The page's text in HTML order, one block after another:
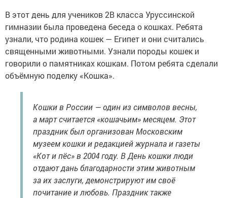
В этот день для учеников 2В класса Уруссинской
гимназии была проведена беседа о кошках. Ребята
узнали, что родина кошек — Египет и они считались
священными животными. Узнали породы кошек и
говорили о памятниках кошкам. Потом ребята сделали
объёмную поделку «Кошка».
Кошки в России — один из символов весны,
а март считается «кошачьим» месяцем. Этот
праздник был организован Московским
музеем кошки и редакцией журнала и газеты
«Кот и пёс» в 2004 году. В День кошки люди
отдают дань благодарности этим животным
за их заслуги, демонстрируют им своё
почитание и любовь. Праздник также